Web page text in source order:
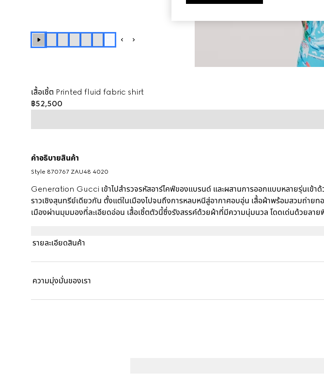
เสื้อเชิ้ต Printed fluid fabric shirt
฿52,500
คำอธิบายสินค้า
Style ‎870767 ZAU48 4020
Generation Gucci เข้าไปสำรวจรหัสอาร์ไคฟ์ของแบรนด์ และผสานการออกแบบหลายรุ่นเข้าด้
ราวเชิงสุนทรีย์เดียวกัน ตั้งแต่ในเมืองไปจนถึงการหลบหนีสู่อากาศอบอุ่น เสื้อผ้าพร้อมสวมถ่ายท
เมืองผ่านมุมมองที่ละเอียดอ่อน เสื้อเชิ้ตตัวนี้ซึ่งรังสรรค์ด้วยผ้าที่มีความนุ่มนวล โดดเด่นด้วยลา
รายละเอียดสินค้า
ความมุ่งมั่นของเรา